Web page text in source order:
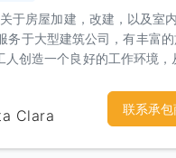
于房屋加建，改建，以及室
务于大型建筑公司，有丰富的
创造一个良好的工作环境，
想中的家。
Clara
联系承包